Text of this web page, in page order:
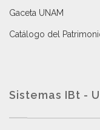
Gaceta UNAM
Catálogo del
Sistemas IBt -